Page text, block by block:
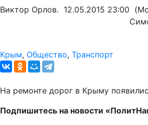
Виктор Орлов. 12.05.2015 23:00
Крым, Общество, Транспорт
На ремонте дорог в Крыму
Подпишитесь на новости